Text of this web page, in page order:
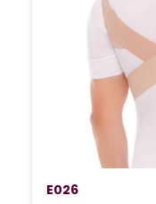
E026